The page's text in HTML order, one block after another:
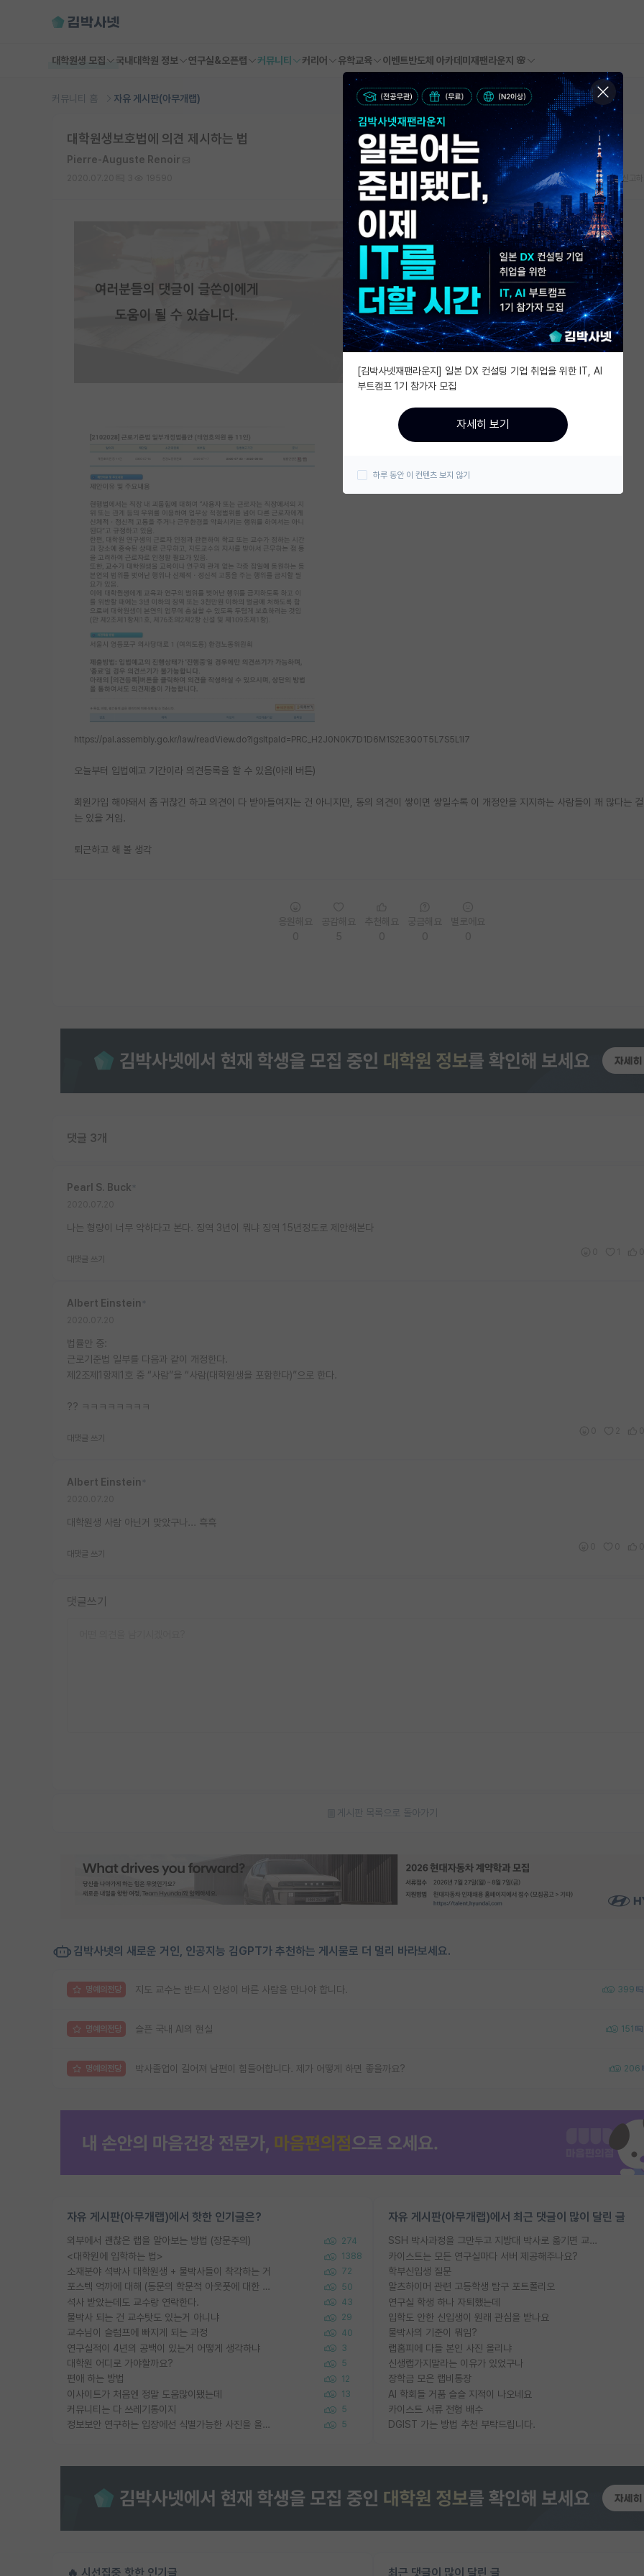
대학원생 모집 국내대학원 정보 연구실&오픈랩 커뮤니티 커리어 유학교육 이벤트반도체 아카데미 재팬라운지 🌸
커뮤니티 홈 자유 게시판(아무개랩)
대학원생보호법에 의견 제시하는 법
Pierre-Auguste Renoir
스크랩 신고
https://pal.assembly.go.kr/law/readView.do?lgsltpaId=PRC_H2J0N0K7D1D6M1S2E3Q0T5L7S5L1I7
오늘부터 입법예고 기간이라 의견등록을 할 수 있음(아래 버튼)
회원가입 해야돼서 좀 귀찮긴 하고 의견이 다 받아들여지는 건 아니지만, 동의 의견이 쌓이면 쌓일수록 이 개정안을 지지하는 사람들이 꽤 많다는
는 있을 거임.
퇴근하고 해 볼 생각
댓글 3개
Pearl S. Buck
나는 형량이 너무 약하다고 본다. 징역 3년이 뭐냐 징역 15년정도로 제안해본다
대댓글 쓰기
Albert Einstein
법률안 중:
근로기준법 일부를 다음과 같이 개정한다.
제2조제1항제1호 중 “사람”을 “사람(대학원생을 포함한다)”으로 한다.
?? ㅋㅋㅋㅋㅋㅋㅋㅋ
대댓글 쓰기
Albert Einstein
대학원생 사람 아닌거 맞았구나... 흑흑
대댓글 쓰기
댓글쓰기
게시판 목록으로 돌아가기
김박사넷의 새로운 거인, 인공지능 김GPT가 추천하는 게시물로 더 멀리 바라보세요.
명예의전당 지도 교수는 반드시 인성이 바른 사람을 만나야 합니다. 399
명예의전당 슬픈 국내 AI의 현실 151
명예의전당 박사졸업이 길어져 남편이 힘들어합니다. 제가 어떻게 하면 좋을까요? 206
자유 게시판(아무개랩)에서 핫한 인기글은?
외부에서 괜찮은 랩을 알아보는 방법 (장문주의) 274
<대학원에 입학하는 법> 1388
소재분야 석박사 대학원생 + 물박사들이 착각하는 거 72
포스텍 억까에 대해 (동문의 학문적 아웃풋에 대한 반박) 50
석사 받았는데도 교수랑 연락한다. 43
물박사 되는 건 교수탓도 있는거 아니냐 29
교수님이 슬럼프에 빠지게 되는 과정 40
연구실적이 4년의 공백이 있는거 어떻게 생각하냐 3
대학원 어디로 가야할까요? 5
편애 하는 방법 12
이사이트가 처음엔 정말 도움많이됐는데 13
커뮤니티는 다 쓰레기통이지 5
정보보안 연구하는 입장에선 식별가능한 사진을 올리는건 비추이긴함 5
자유 게시판(아무개랩)에서 최근 댓글이 많이 달린 글
SSH 박사과정을 그만두고 지방대 박사로 옮기면 교수의 꿈은 끝일까요?
카이스트는 모든 연구실마다 서버 제공해주나요?
학부신입생 질문
알츠하이머 관련 고등학생 탐구 포트폴리오
연구실 학생 하나 자퇴했는데
입학도 안한 신입생이 원래 관심을 받나요
물박사의 기준이 뭐임?
랩홈피에 다들 본인 사진 올리냐
신생랩가지말라는 이유가 있었구나
장학금 모은 랩비통장
AI 학회들 거품 슬슬 지적이 나오네요
카이스트 서류 전형 배수
DGIST 가는 방법 추천 부탁드립니다.
🔥 시선집중 핫한 인기글 최근 댓글이 많이 달린 글
[김박사넷재팬라운지] 일본 DX 컨설팅 기업 취업을 위한 IT, AI
부트캠프 1기 참가자 모집
자세히 보기
하루 동안 이 컨텐츠 보지 않기